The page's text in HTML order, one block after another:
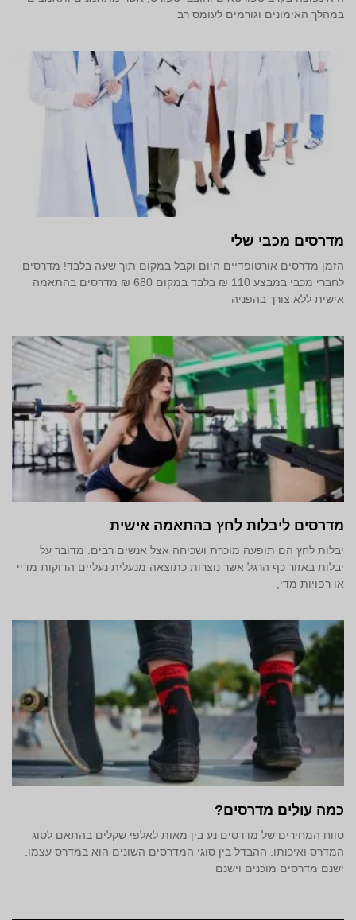
במהלך האימונים וגורמים לעומס רב
מדרסים מכבי שלי
הזמן מדרסים אורטופדיים היום וקבל במקום תוך שעה בלבד! מדרסים
לחברי מכבי במבצע 110 ₪ בלבד במקום 680 ₪ מדרסים בהתאמה
אישית ללא צורך בהפניה
מדרסים ליבלות לחץ בהתאמה אישית
יבלות לחץ הם תופעה מוכרת ושכיחה אצל אנשים רבים. מדובר על
יבלות באזור כף הרגל אשר נוצרות כתוצאה מנעלית נעליים הדוקות מדיי
או רפויות מדי,
כמה עולים מדרסים?
טווח המחירים של מדרסים נע בין מאות לאלפי שקלים בהתאם לסוג
המדרס ואיכותו. ההבדל בין סוגי המדרסים השונים הוא במדרס עצמו.
ישנם מדרסים מוכנים וישנם